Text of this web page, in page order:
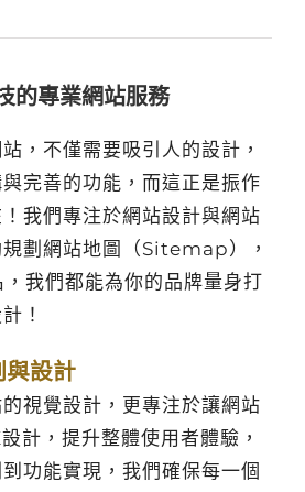
的專業網站服務
，不僅需要吸引人的設計，
完善的功能，而這正是振作
我們專注於網站設計與網站
劃網站地圖（Sitemap），
我們都能為你的品牌量身打
！
與設計
視覺設計，更專注於讓網站
計，提升整體使用者體驗，
功能實現，我們確保每一個